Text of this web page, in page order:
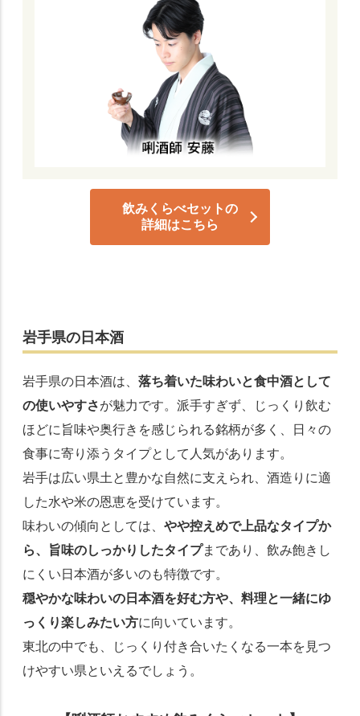
飲みくらべセットの
詳細はこちら
岩手県の日本酒
岩手県の日本酒は、 落ち着いた味わいと食中酒として
の使いやすさが魅力です。派手すぎず、じっくり飲む
ほどに旨味や奥行きを感じられる銘柄が多く、日々の
食事に寄り添うタイプとして人気があります。
岩手は広い県土と豊かな自然に支えられ、酒造りに適
した水や米の恩恵を受けています。
味わいの傾向としては、 やや控えめで上品なタイプか
ら、旨味のしっかりしたタイプまであり、飲み飽きし
にくい日本酒が多いのも特徴です。
穏やかな味わいの日本酒を好む方や、料理と一緒にゆ
っくり楽しみたい方に向いています。
東北の中でも、じっくり付き合いたくなる一本を見つ
けやすい県といえるでしょう。